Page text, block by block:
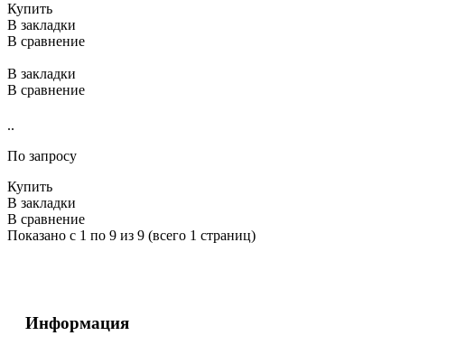
Купить
В закладки
В сравнение
В закладки
В сравнение
..
По запросу
Купить
В закладки
В сравнение
Показано с 1 по 9 из 9 (всего 1 страниц)
Информация